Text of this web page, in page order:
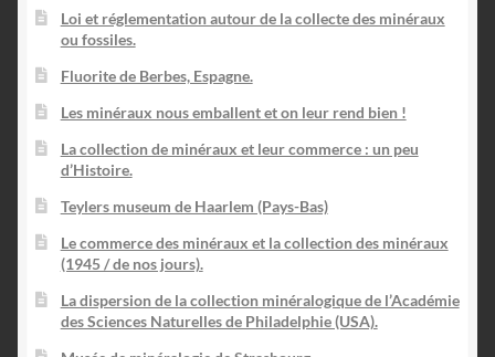
Loi et réglementation autour de la collecte des minéraux
ou fossiles.
Fluorite de Berbes, Espagne.
Les minéraux nous emballent et on leur rend bien !
La collection de minéraux et leur commerce : un peu
d’Histoire.
Teylers museum de Haarlem (Pays-Bas)
Le commerce des minéraux et la collection des minéraux
(1945 / de nos jours).
La dispersion de la collection minéralogique de l’Académie
des Sciences Naturelles de Philadelphie (USA).